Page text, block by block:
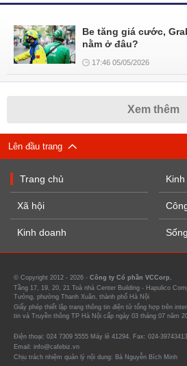
Be tăng giá cước,
nằm ở đâu?
17:46 05/05/2026
Xem thêm
Lên đầu trang
Trang chủ
Xã hội
Kinh doanh Sống
© Copyright 2012 - 2026 - Công ty Cổ phần VCCorp.
Tầng 17, 19, 20, 21 Toà nhà Center Building - Hapulico
Tưởng, phường Thanh Xuân, thành phố Hà Nội
Giấy phép thiết lập trang thông tin điện tử tổng hợp trên
tin và Truyền thông TP Hà Nội cấp ngày 03 tháng 07 năm
Điện thoại: 024 7309 5555 Máy lẻ 41294. Fax: 024-39743413
Email: info@cafebiz.vn
Chịu trách nhiệm quản lý nội dung: Bà Nguyễn Bích Minh